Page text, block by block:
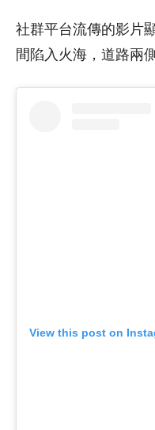
社群平台流傳的影片
間陷入火海，道路兩
View this post on